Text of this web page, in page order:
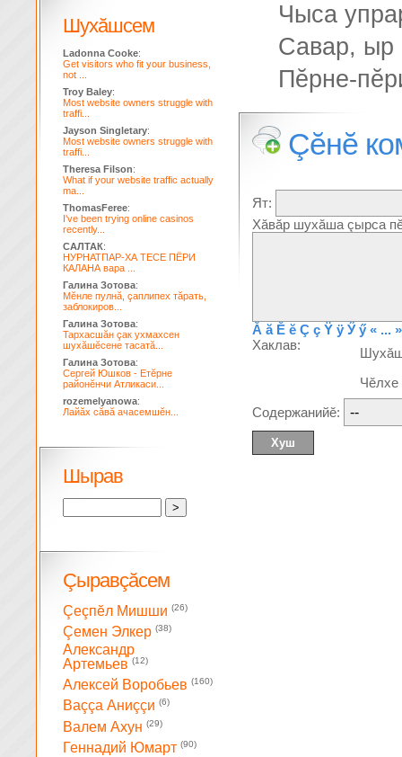
Чыса
Савар, ыр
Пĕрне-
Çĕнĕ
Ят:
Хăвăр шухăша çырса
Ă ă Ĕ ĕ Ç ç Ÿ ÿ Ӳ ӳ « ... »
Хаклав:
Содержанийĕ:
Шухăшсем
Ladonna Cooke:
Get visitors who fit your business,
not ...
Troy Baley:
Most website owners struggle with
traffi...
Jayson Singletary:
Most website owners struggle with
traffi...
Theresa Filson:
What if your website traffic actually
ma...
ThomasFeree:
I've been trying online casinos
recently...
САЛТАК:
НУРНАТПАР-ХА ТЕСЕ ПЁРИ
КАЛАНА вара ...
Галина Зотова:
Мĕнле пулнă, çаплипех тăрать,
заблокиров...
Галина Зотова:
Тархасшăн çак ухмахсен
шухăшĕсене тасатă...
Галина Зотова:
Сергей Юшков - Етĕрне
районĕнчи Атликаси...
rozemelyanowa:
Лайăх сăвă ачасемшĕн...
Шырав
Çыравçăсем
Çеçпĕл Мишши (26)
Çемен Элкер (38)
Александр
Артемьев (12)
Алексей Воробьев (160)
Ваççа Аниççи (6)
Валем Ахун (29)
Геннадий Юмарт (90)